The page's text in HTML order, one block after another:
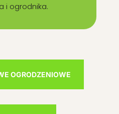
i ogrodnika.
OGRODZENIOWE